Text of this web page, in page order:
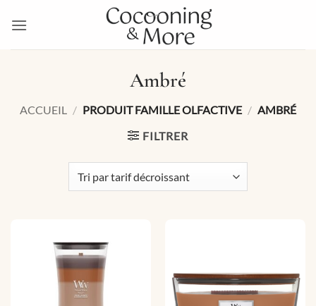
Ambré
ACCUEIL / PRODUIT FAMILLE OLFACTIVE / AMBRÉ
FILTRER